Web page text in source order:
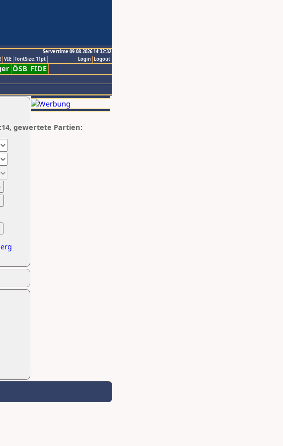
Servertime 09.08.2026 14:32:32
Logout
Login
VIE FontSize:11pt
ÖSB FIDE
gewertete Partien: